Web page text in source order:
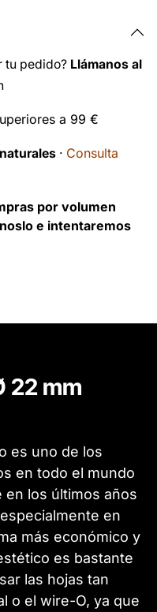
tu pedido? Llámanos al
a 99 €
· Consulta
por volumen
e intentaremos
22 mm
es uno de los
en todo el mundo
en los últimos años
en
más económico y
es bastante
las hojas tan
o el wire-O, ya que